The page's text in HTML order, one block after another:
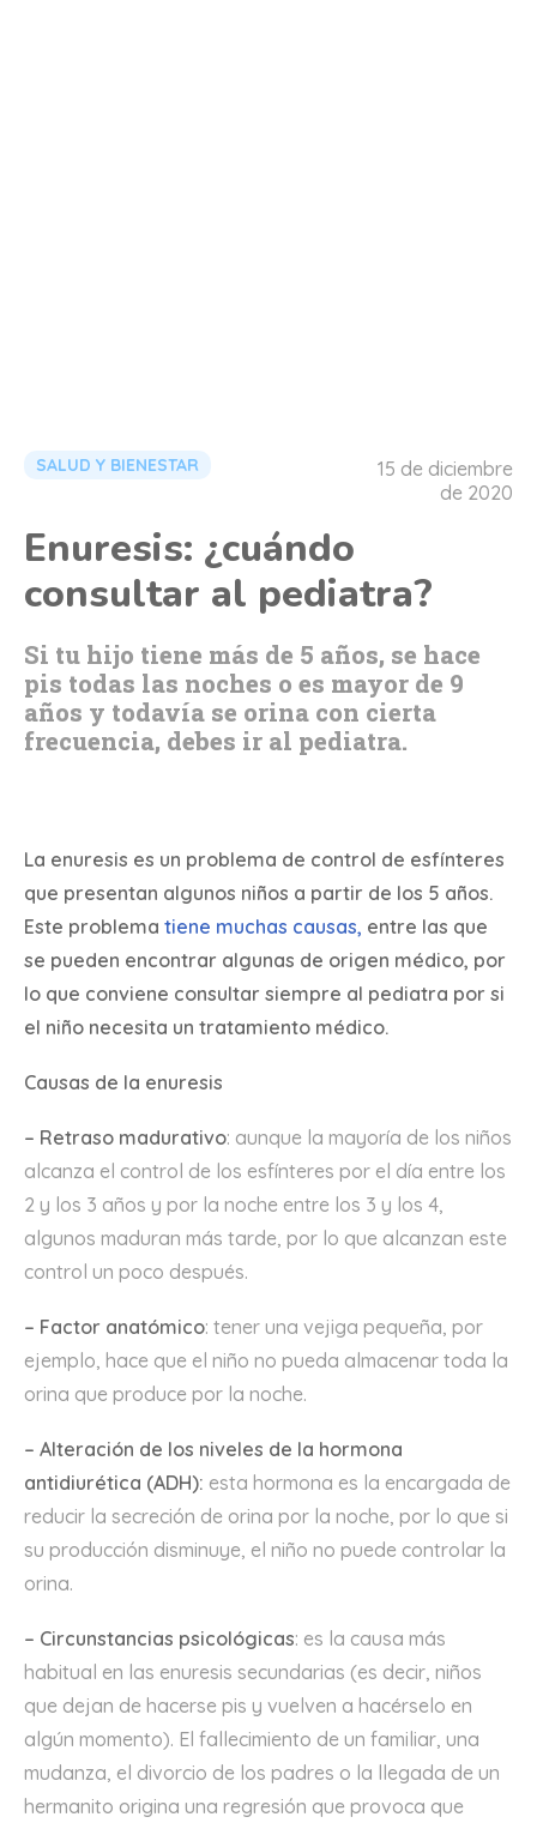
SALUD Y BIENESTAR
15 de diciembre
de 2020
Enuresis: ¿cuándo
consultar al pediatra?
Si tu hijo tiene más de 5 años, se hace
pis todas las noches o es mayor de 9
años y todavía se orina con cierta
frecuencia, debes ir al pediatra.
La enuresis es un problema de control de esfínteres
que presentan algunos niños a partir de los 5 años.
Este problema tiene muchas causas, entre las que
se pueden encontrar algunas de origen médico, por
lo que conviene consultar siempre al pediatra por si
el niño necesita un tratamiento médico.
Causas de la enuresis
– Retraso madurativo: aunque la mayoría de los niños
alcanza el control de los esfínteres por el día entre los
2 y los 3 años y por la noche entre los 3 y los 4,
algunos maduran más tarde, por lo que alcanzan este
control un poco después.
– Factor anatómico: tener una vejiga pequeña, por
ejemplo, hace que el niño no pueda almacenar toda la
orina que produce por la noche.
– Alteración de los niveles de la hormona
antidiurética (ADH): esta hormona es la encargada de
reducir la secreción de orina por la noche, por lo que si
su producción disminuye, el niño no puede controlar la
orina.
– Circunstancias psicológicas: es la causa más
habitual en las enuresis secundarias (es decir, niños
que dejan de hacerse pis y vuelven a hacérselo en
algún momento). El fallecimiento de un familiar, una
mudanza, el divorcio de los padres o la llegada de un
hermanito origina una regresión que provoca que